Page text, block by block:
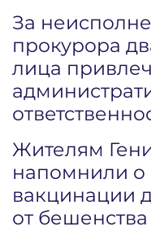
За
прокурора
лица
Жителям
напомнили о
вакцинации
от бешенства